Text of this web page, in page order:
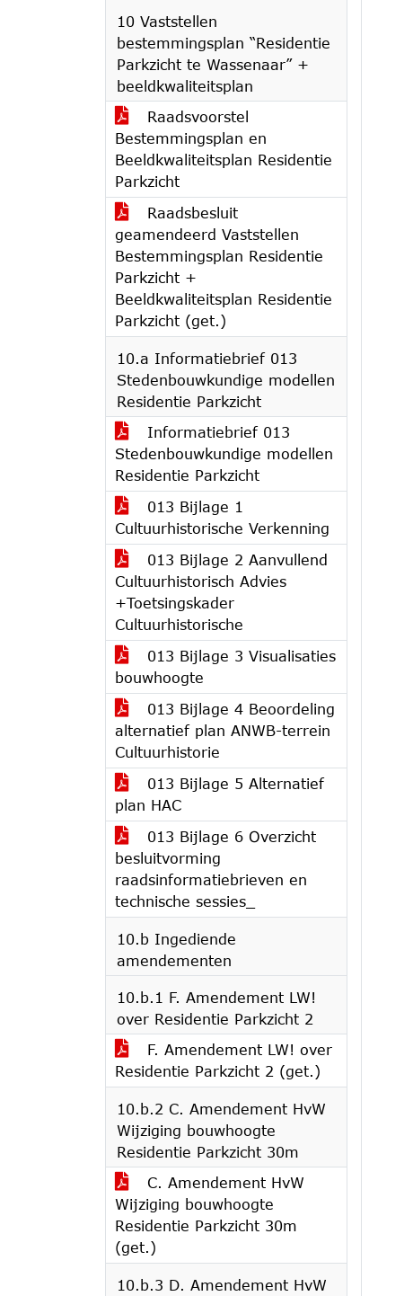
10 Vaststellen
bestemmingsplan “Residentie
Parkzicht te Wassenaar” +
beeldkwaliteitsplan
Raadsvoorstel
Bestemmingsplan en
Beeldkwaliteitsplan Residentie
Parkzicht
Raadsbesluit
geamendeerd Vaststellen
Bestemmingsplan Residentie
Parkzicht +
Beeldkwaliteitsplan Residentie
Parkzicht (get.)
10.a Informatiebrief 013
Stedenbouwkundige modellen
Residentie Parkzicht
Informatiebrief 013
Stedenbouwkundige modellen
Residentie Parkzicht
013 Bijlage 1
Cultuurhistorische Verkenning
013 Bijlage 2 Aanvullend
Cultuurhistorisch Advies
+Toetsingskader
Cultuurhistorische
013 Bijlage 3 Visualisaties
bouwhoogte
013 Bijlage 4 Beoordeling
alternatief plan ANWB-terrein
Cultuurhistorie
013 Bijlage 5 Alternatief
plan HAC
013 Bijlage 6 Overzicht
besluitvorming
raadsinformatiebrieven en
technische sessies_
10.b Ingediende
amendementen
10.b.1 F. Amendement LW!
over Residentie Parkzicht 2
F. Amendement LW! over
Residentie Parkzicht 2 (get.)
10.b.2 C. Amendement HvW
Wijziging bouwhoogte
Residentie Parkzicht 30m
C. Amendement HvW
Wijziging bouwhoogte
Residentie Parkzicht 30m
(get.)
10.b.3 D. Amendement HvW